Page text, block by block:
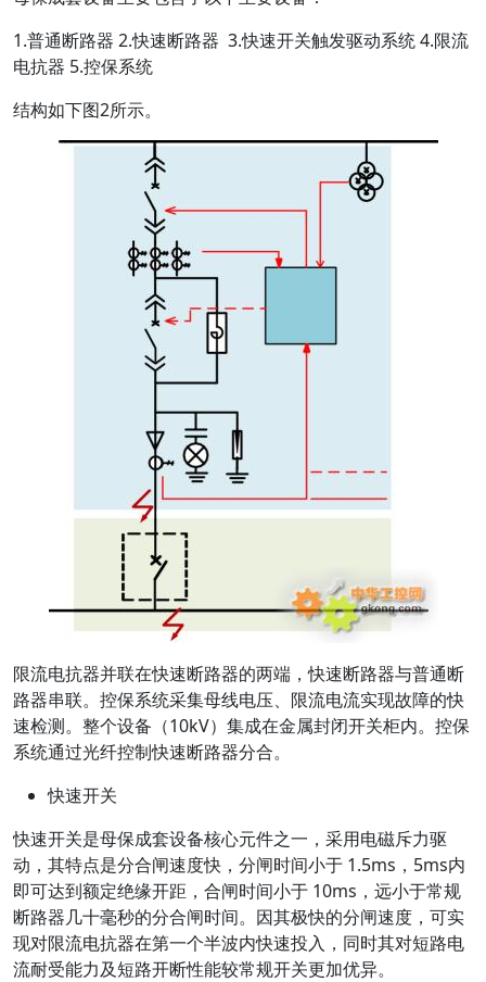
1.普通断路器 2.快速断路器 3.快速开关触发驱动系统 4.限流
电抗器 5.控保系统
结构如下图2所示。
限流电抗器并联在快速断路器的两端，快速断路器与普通断
路器串联。控保系统采集母线电压、限流电流实现故障的快
速检测。整个设备（10kV）集成在金属封闭开关柜内。控保
系统通过光纤控制快速断路器分合。
快速开关
快速开关是母保成套设备核心元件之一，采用电磁斥力驱
动，其特点是分合闸速度快，分闸时间小于 1.5ms，5ms内
即可达到额定绝缘开距，合闸时间小于 10ms，远小于常规
断路器几十毫秒的分合闸时间。因其极快的分闸速度，可实
现对限流电抗器在第一个半波内快速投入，同时其对短路电
流耐受能力及短路开断性能较常规开关更加优异。